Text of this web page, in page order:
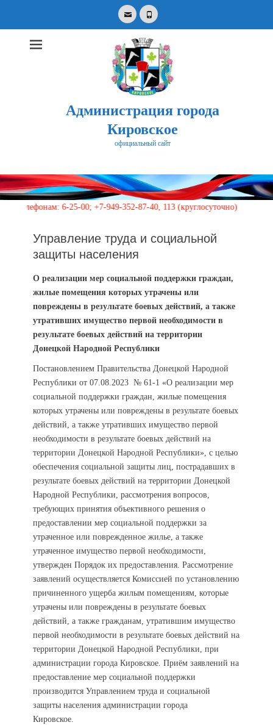
EmailPhone
Администрация города
Кировское
официальный сайт
for:
6-25-00; +7-949-352-87-40, 113 (круглосуточно)
Управление труда и социальной
защиты населения
О реализации мер социальной поддержки граждан,
жилые помещения которых утрачены или
повреждены в результате боевых действий, а также
утративших имущество первой необходимости в
результате боевых действий на территории
Донецкой Народной Республики
Постановлением Правительства Донецкой Народной
Республики от 07.08.2023 № 61-1 «О реализации мер
социальной поддержки граждан, жилые помещения
которых утрачены или повреждены в результате боевых
действий, а также утративших имущество первой
необходимости в результате боевых действий на
территории Донецкой Народной Республики», с целью
обеспечения социальной защиты лиц, пострадавших в
результате боевых действий на территории Донецкой
Народной Республики, рассмотрения вопросов,
требующих принятия объективного решения о
предоставлении мер социальной поддержки за
утраченное или поврежденное жилье, а также
утраченное имущество первой необходимости,
утвержден Порядок их предоставления. Рассмотрение
заявлений осуществляется Комиссией по установлению
причиненного ущерба жилым помещениям, которые
утрачены или повреждены в результате боевых
действий, а также гражданам, утратившим имущество
первой необходимости в результате боевых действий на
территории Донецкой Народной Республики, при
администрации города Кировское. Приём заявлений на
предоставление мер социальной поддержки
производится Управлением труда и социальной
защиты населения администрации города
Кировское.